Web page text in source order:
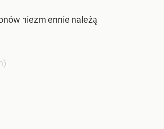
niezmiennie należą